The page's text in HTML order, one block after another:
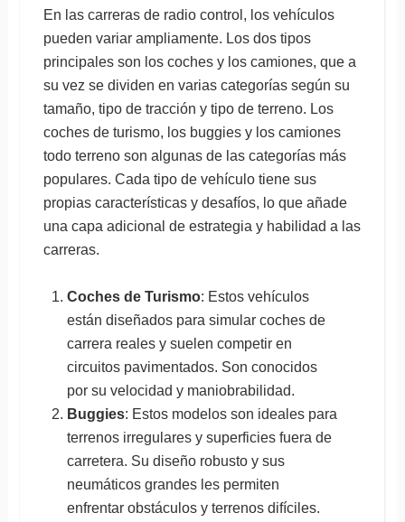
En las carreras de radio control, los vehículos
pueden variar ampliamente. Los dos tipos
principales son los coches y los camiones, que a
su vez se dividen en varias categorías según su
tamaño, tipo de tracción y tipo de terreno. Los
coches de turismo, los buggies y los camiones
todo terreno son algunas de las categorías más
populares. Cada tipo de vehículo tiene sus
propias características y desafíos, lo que añade
una capa adicional de estrategia y habilidad a las
carreras.
Coches de Turismo: Estos vehículos
están diseñados para simular coches de
carrera reales y suelen competir en
circuitos pavimentados. Son conocidos
por su velocidad y maniobrabilidad.
Buggies: Estos modelos son ideales para
terrenos irregulares y superficies fuera de
carretera. Su diseño robusto y sus
neumáticos grandes les permiten
enfrentar obstáculos y terrenos difíciles.